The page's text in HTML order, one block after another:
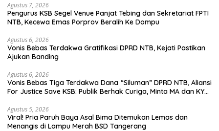
Agustus 7, 2026
Pengurus KSB Segel Venue Panjat Tebing dan Sekretariat FPTI
NTB, Kecewa Emas Porprov Beralih Ke Dompu
Agustus 6, 2026
Vonis Bebas Terdakwa Gratifikasi DPRD NTB, Kejati Pastikan
Ajukan Banding
Agustus 6, 2026
Vonis Bebas Tiga Terdakwa Dana “Siluman” DPRD NTB, Aliansi
For Justice Save KSB: Publik Berhak Curiga, Minta MA dan KY
Agustus 5, 2026
Viral! Pria Paruh Baya Asal Bima Ditemukan Lemas dan
Menangis di Lampu Merah BSD Tangerang